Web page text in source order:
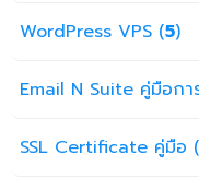
WordPress VPS (5)
Email N Suite คู่มือกา
SSL Certificate คู่มือ